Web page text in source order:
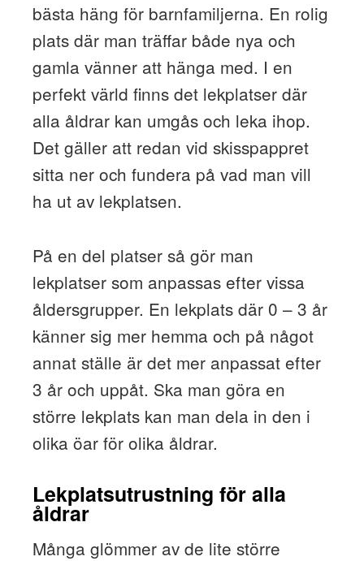
bästa häng för barnfamiljerna. En rolig
plats där man träffar både nya och
gamla vänner att hänga med. I en
perfekt värld finns det lekplatser där
alla åldrar kan umgås och leka ihop.
Det gäller att redan vid skisspappret
sitta ner och fundera på vad man vill
ha ut av lekplatsen.
På en del platser så gör man
lekplatser som anpassas efter vissa
åldersgrupper. En lekplats där 0 – 3 år
känner sig mer hemma och på något
annat ställe är det mer anpassat efter
3 år och uppåt. Ska man göra en
större lekplats kan man dela in den i
olika öar för olika åldrar.
Lekplatsutrustning för alla
åldrar
Många glömmer av de lite större